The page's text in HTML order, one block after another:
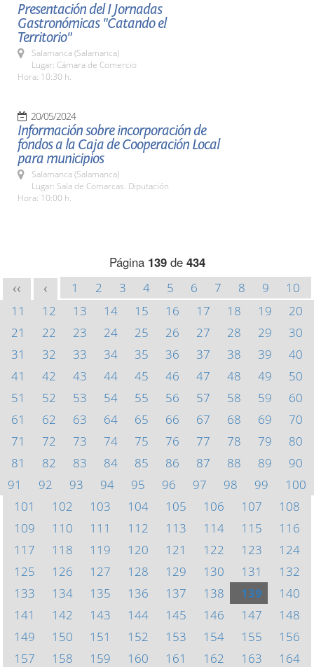
Presentación del I Jornadas
Gastronómicas "Catando el
Territorio"
Salamanca (Salamanca)
Lugar: Cámara de Comercio
Hora: 10:30 h.
20/05/2024
Información sobre incorporación de
fondos a la Caja de Cooperación Local
para municipios
Salamanca (Salamanca)
Lugar: Sala de Comarcas. Diputación
Hora: 10:00 h.
Página 139de 434
<< < 1 2 3 4 5 6 7 8 9
10
11
12 13 14 15 16 17 18 19
20
21
22 23 24 25 26 27 28 29
30
31
32 33 34 35 36 37 38 39
40
41
42 43 44 45 46 47 48 49
50
51
52 53 54 55 56 57 58 59
60
61
62 63 64 65 66 67 68 69
70
71
72 73 74 75 76 77 78 79
80
81
82 83 84 85 86 87 88 89
90
91
92 93 94 95 96 97 98 99
100
101
102 103 104 105 106 107
108
109
110 111 112 113 114 115
116
117
118 119 120 121 122 123
124
125
126 127 128 129 130 131
132
133
134 135 136 137 138 139
140
141
142 143 144 145 146 147
148
149
150 151 152 153 154 155
156
157
158 159 160 161 162 163
164